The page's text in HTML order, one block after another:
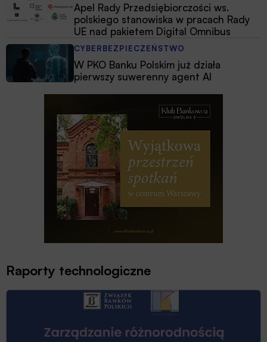
Apel Rady Przedsiębiorczości ws.
polskiego stanowiska w pracach Rady
UE nad pakietem Digital Omnibus
CYBERBEZPIECZEŃSTWO
W PKO Banku Polskim już działa
pierwszy suwerenny agent AI
Raporty technologiczne